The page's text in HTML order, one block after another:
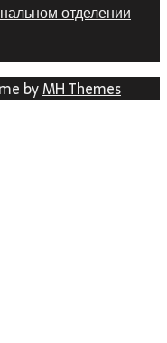
отделении
byMH Themes